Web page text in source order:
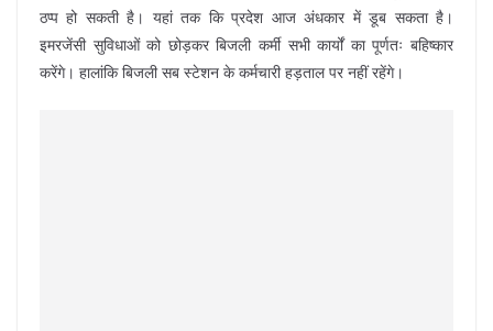
ठप्प हो सकती है। यहां तक कि प्रदेश आज अंधकार में डूब सकता है।
इमरजेंसी सुविधाओं को छोड़कर बिजली कर्मी सभी कार्यों का पूर्णतः बहिष्कार
करेंगे। हालांकि बिजली सब स्टेशन के कर्मचारी हड़ताल पर नहीं रहेंगे।